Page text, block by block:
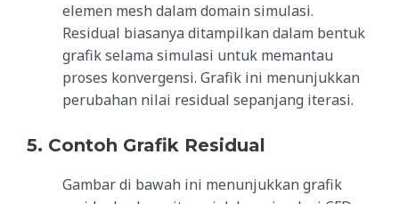
elemen mesh dalam domain simulasi.
Residual biasanya ditampilkan dalam bentuk
grafik selama simulasi untuk memantau
proses konvergensi. Grafik ini menunjukkan
perubahan nilai residual sepanjang iterasi.
5. Contoh Grafik Residual
Gambar di bawah ini menunjukkan grafik